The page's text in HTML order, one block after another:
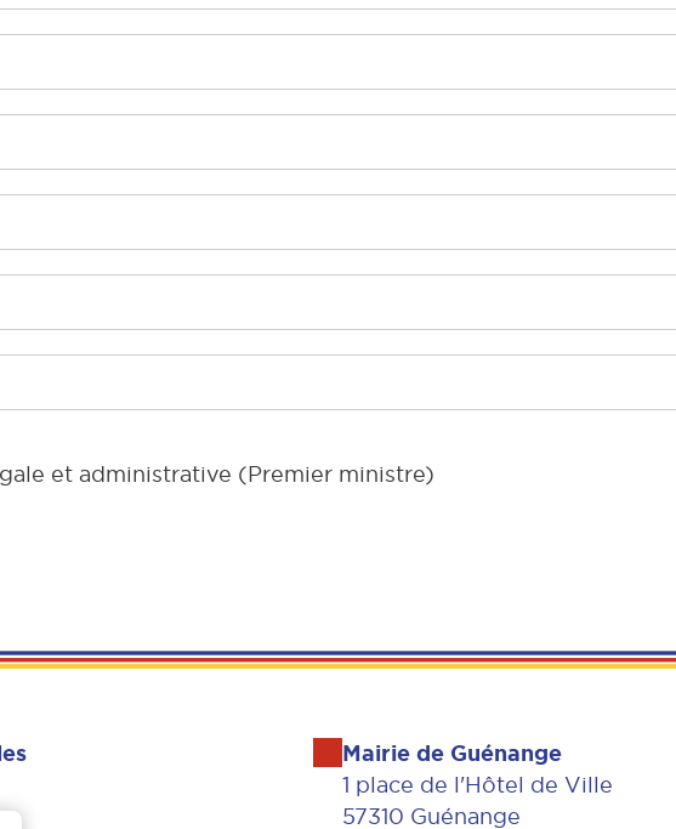
et administrative (Premier ministre)
Mairie de Guénange
1 place de l'Hôtel de Ville
57310 Guénange